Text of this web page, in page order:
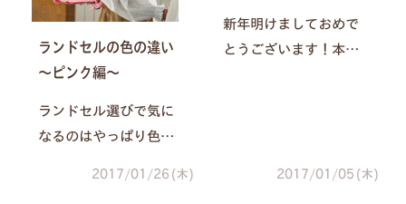
には、パープルのラン
か？今回は、華やかな
パープル系カラーラン
ドセルをご紹介しま
す！
ンドセルの印象を比較
します！
ランドセルの色の違い
～ピンク編～
ランドセル選びで気に
なるのはやっぱり色で
2017/01/26(木)
新年明けましておめで
とうございます！本年
本年もたくさんの方に
2017/01/05(木)